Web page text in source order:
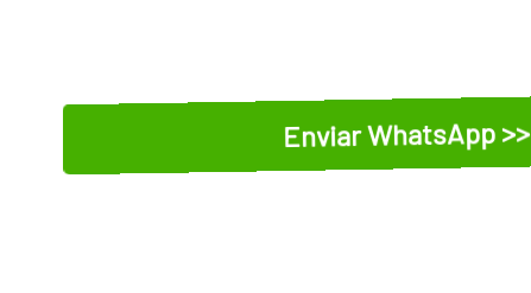
Enviar WhatsApp >>